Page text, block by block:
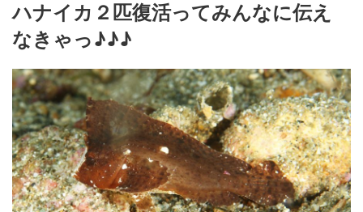
ハナイカ２匹復活ってみんなに伝え
なきゃっ♪♪♪